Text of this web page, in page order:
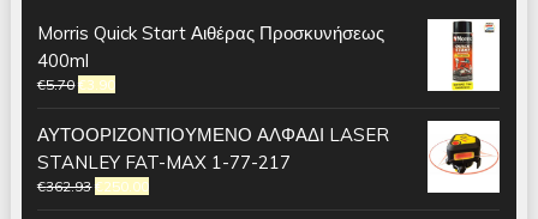
Morris Quick Start Αιθέρας Προσκυνήσεως
400ml
€5.70 €3.90
ΑΥΤΟΟΡΙΖΟΝΤΙΟΥΜΕΝΟ ΑΛΦΑΔΙ LASER
STANLEY FAT-MAX 1-77-217
€362.93 €250.00